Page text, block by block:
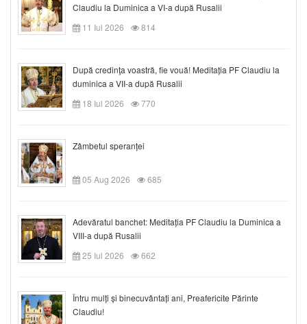
Claudiu la Duminica a VI-a după Rusalii
11 Iul 2026
814
După credinţa voastră, fie vouă! Meditația PF Claudiu la
duminica a VII-a după Rusalii
18 Iul 2026
770
Zâmbetul speranței
05 Aug 2026 685
Adevăratul banchet: Meditația PF Claudiu la Duminica a
VIII-a după Rusalii
25 Iul 2026
662
Întru mulți și binecuvântați ani, Preafericite Părinte
Claudiu!